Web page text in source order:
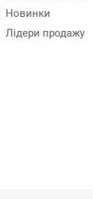
Новинки
Лідери продажу